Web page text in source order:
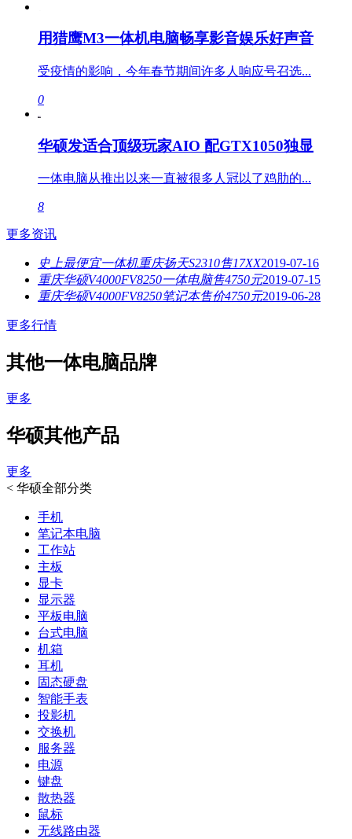
用猎鹰M3一体机电脑畅享影音娱乐好声音
受疫情的影响，今年春节期间许多人响应号召选...
0
华硕发适合顶级玩家AIO 配GTX1050独显
一体电脑从推出以来一直被很多人冠以了鸡肋的...
8
更多资讯
史上最便宜一体机重庆扬天S2310售17XX2019-07-16
重庆华硕V4000FV8250一体电脑售4750元2019-07-15
重庆华硕V4000FV8250笔记本售价4750元2019-06-28
更多行情
其他一体电脑品牌
更多
华硕其他产品
更多
< 华硕全部分类
手机
笔记本电脑
工作站
主板
显卡
显示器
平板电脑
台式电脑
机箱
耳机
固态硬盘
智能手表
投影机
交换机
服务器
电源
键盘
散热器
鼠标
无线路由器